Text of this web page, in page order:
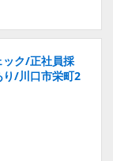
ック/正社員採
/川口市栄町2